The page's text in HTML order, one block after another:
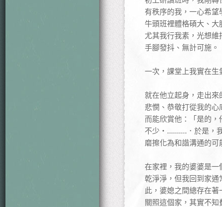
有秩序的我，一心希
牛頭班裡體格碩大、
尤其我行我素，光想
手腳發抖、無計可施。
一次，課堂上我實在
就在他立起身，走出
悲憫、恭敬打從我的
而能欣賞他：「是的
不少‧..........．於是，
磨擦化為和諧溝通的可
在家裡，我的婆婆是
乾淨淨，但我回到家
此，婆媳之間總存在
關照這個家，其實不